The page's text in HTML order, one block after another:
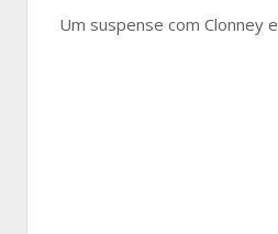
Um suspense com Clonney